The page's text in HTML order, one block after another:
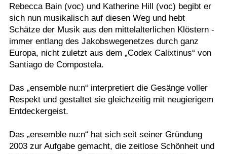
Rebecca Bain (voc) und Katherine Hill (voc) begibt er
sich nun musikalisch auf diesen Weg und hebt
Schätze der Musik aus den mittelalterlichen Klöstern -
immer entlang des Jakobswegenetzes durch ganz
Europa, nicht zuletzt aus dem „Codex Calixtinus“ von
Santiago de Compostela.
Das „ensemble nu:n“ interpretiert die Gesänge voller
Respekt und gestaltet sie gleichzeitig mit neugierigem
Entdeckergeist.
Das „ensemble nu:n“ hat sich seit seiner Gründung
2003 zur Aufgabe gemacht, die zeitlose Schönheit und